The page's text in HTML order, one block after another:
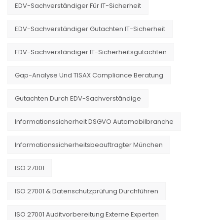
EDV-Sachverständiger Für IT-Sicherheit
EDV-Sachverständiger Gutachten IT-Sicherheit
EDV-Sachverständiger IT-Sicherheitsgutachten
Gap-Analyse Und TISAX Compliance Beratung
Gutachten Durch EDV-Sachverständige
Informationssicherheit DSGVO Automobilbranche
Informationssicherheitsbeauftragter München
ISO 27001
ISO 27001 & Datenschutzprüfung Durchführen
ISO 27001 Auditvorbereitung Externe Experten